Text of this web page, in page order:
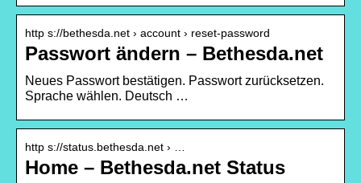
http s://bethesda.net › account › reset-password
Passwort ändern – Bethesda.net
Neues Passwort bestätigen. Passwort zurücksetzen.
Sprache wählen. Deutsch …
http s://status.bethesda.net › …
Home – Bethesda.net Status